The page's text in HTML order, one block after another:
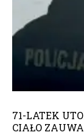
71-LATEK
CIAŁO